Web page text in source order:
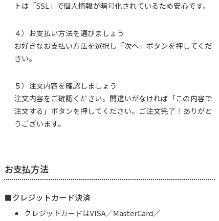
トは「SSL」で個人情報が暗号化されているため安心です。
４）お支払い方法を選びましょう
お好きなお支払い方法を選択し「次へ」ボタンを押してくだ
さい。
５）注文内容を確認しましょう
注文内容をご確認ください。間違いがなければ「この内容で
注文する」ボタンを押してください。ご注文完了！ありがと
うございます。
お支払方法
■クレジットカード決済
クレジットカードはVISA／MasterCard／